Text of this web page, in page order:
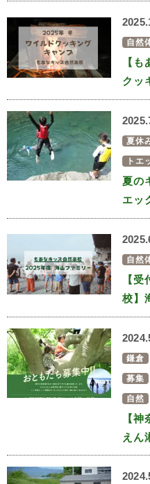
自然
【
クッ
夏休
トエ
夏の
エッ
自然
【
校】
鎌倉
募集
自然
【
えん